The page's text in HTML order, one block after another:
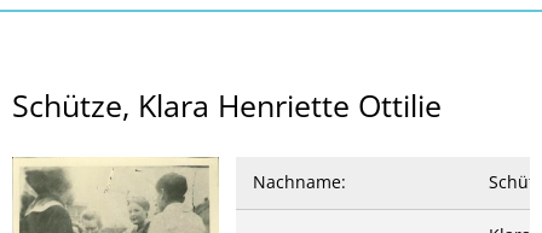
Schütze,
Klara
Henriette
Schütze, Klara Henriette Ottilie
Nachname: